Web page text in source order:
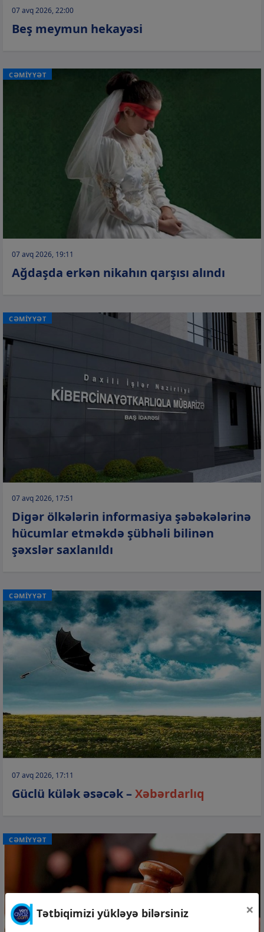
07 avq 2026, 22:00
Beş meymun hekayəsi
CƏMİYYƏT
07 avq 2026, 19:11
Ağdaşda erkən nikahın qarşısı alındı
CƏMİYYƏT
07 avq 2026, 17:51
Digər ölkələrin informasiya şəbəkələrinə
hücumlar etməkdə şübhəli bilinən
şəxslər saxlanıldı
CƏMİYYƏT
07 avq 2026, 17:11
Güclü külək əsəcək –Xəbərdarlıq
CƏMİYYƏT
Tətbiqimizi yükləyə bilərsiniz ×